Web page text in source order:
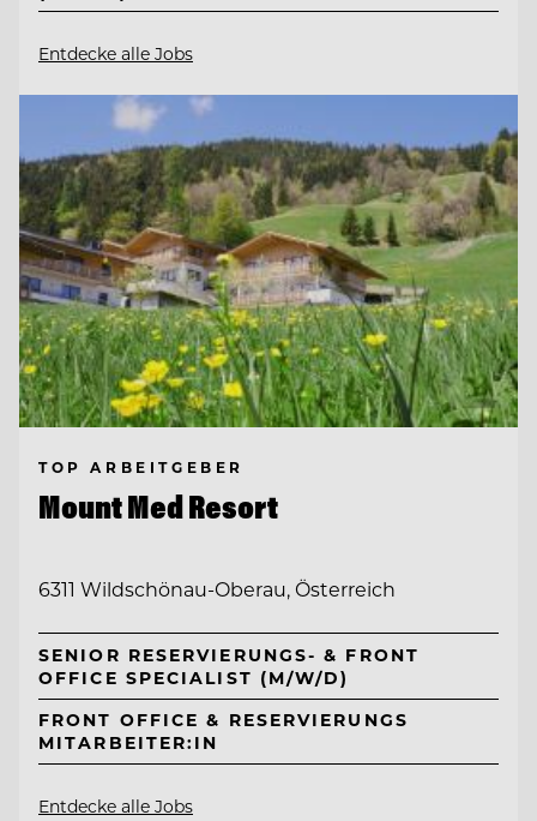
Entdecke alle Jobs
TOP ARBEITGEBER
Mount Med Resort
6311 Wildschönau-Oberau, Österreich
SENIOR RESERVIERUNGS- & FRONT
OFFICE SPECIALIST (M/W/D)
FRONT OFFICE & RESERVIERUNGS
MITARBEITER:IN
Entdecke alle Jobs